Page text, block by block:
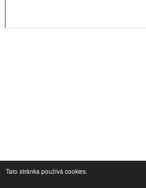
Tato stránka používá cookies.